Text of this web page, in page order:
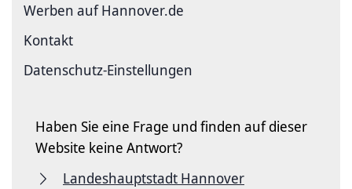
Werben auf Hannover.de
Kontakt
Datenschutz-Einstellungen
Haben Sie eine Frage und finden auf dieser
Website keine Antwort?
Landeshauptstadt Hannover